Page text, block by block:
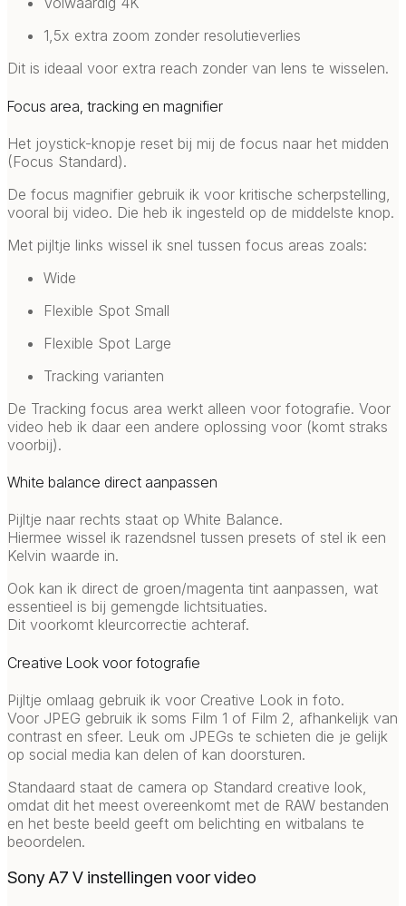
1,5x extra zoom zonder resolutieverlies
Dit is ideaal voor extra reach zonder van lens te wisselen.
Focus area, tracking en magnifier
Het joystick-knopje reset bij mij de focus naar het midden
(Focus Standard).
De focus magnifier gebruik ik voor kritische scherpstelling,
vooral bij video. Die heb ik ingesteld op de middelste knop.
Met pijltje links wissel ik snel tussen focus areas zoals:
Wide
Flexible Spot Small
Flexible Spot Large
Tracking varianten
De Tracking focus area werkt alleen voor fotografie. Voor
video heb ik daar een andere oplossing voor (komt straks
voorbij).
White balance direct aanpassen
Pijltje naar rechts staat op White Balance.
Hiermee wissel ik razendsnel tussen presets of stel ik een
Kelvin waarde in.
Ook kan ik direct de groen/magenta tint aanpassen, wat
essentieel is bij gemengde lichtsituaties.
Dit voorkomt kleurcorrectie achteraf.
Creative Look voor fotografie
Pijltje omlaag gebruik ik voor Creative Look in foto.
Voor JPEG gebruik ik soms Film 1 of Film 2, afhankelijk van
contrast en sfeer. Leuk om JPEGs te schieten die je gelijk
op social media kan delen of kan doorsturen.
Standaard staat de camera op Standard creative look,
omdat dit het meest overeenkomt met de RAW bestanden
en het beste beeld geeft om belichting en witbalans te
beoordelen.
Sony A7 V instellingen voor video